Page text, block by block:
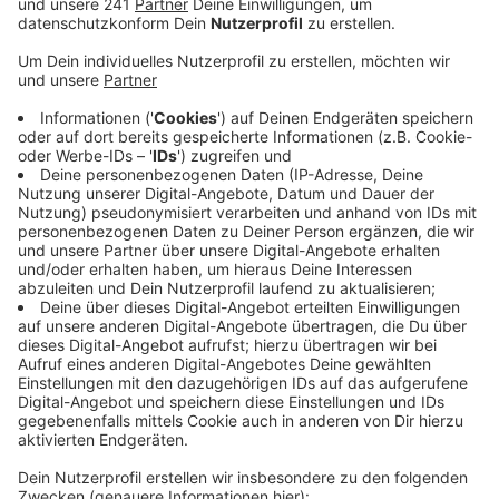
Veröffentlicht:Samstag, 11.07.2020 14:50
Anzeige
Dabei fanden sie über sechs Kilo Kokain, die er von
Amsterdam nach Frankfurt schumggeln wollte. Die
Drogen waren in der Mittelkonsole des Autos
versteckt. Vor Gericht sagte er, er habe Schulden bei
einer Gruppe Männern gehabt, die er mit den
Kurierfahrten abarbeiten wollte. Wer diese
Hintermänner waren, wollte er nicht sagen, da er seine
Frau und die gemeinsame Tochter sonst bedroht sähe.
Ein Urteil gegen den Mann soll in der kommenden
Woche fallen.
GH